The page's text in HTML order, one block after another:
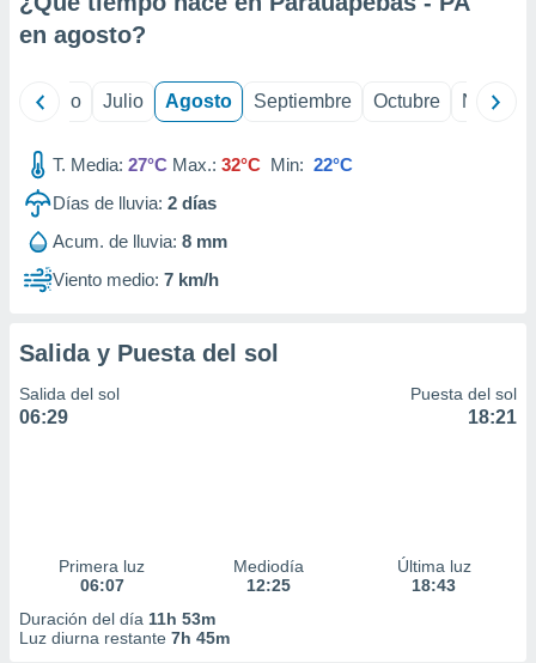
e
publicidad
publicidad
de
en agosto?
Junio Julio Agosto Septiembre Octubre
T. Media: 27°C Max.: 32°C Min: 22°C
Días de lluvia: 2 días
Acum. de lluvia: 8 mm
Viento medio: 7 km/h
Salida y Puesta del sol
Salida del sol
06:29
Puesta del sol
18:21
Primera luz
06:07
Mediodía
12:25
Última luz
18:43
Duración del día 11h 53m
Luz diurna restante 7h 45m